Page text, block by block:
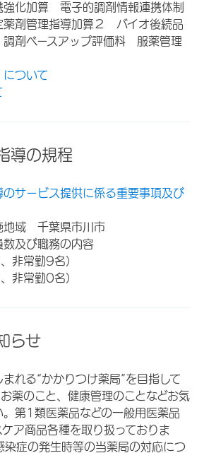
化加算 電子的調剤情報連携体制
剤管理指導加算２ バイオ後続品
剤ベースアップ評価料 服薬管理
ついて
導の規程
のサービス提供に係る重要事項及び
地域 千葉県市川市
数及び職務の内容
非常勤9名）
非常勤0名）
らせ
れる“かかりつけ薬局”を目指して
薬のこと、健康管理のことなどお気
第1類医薬品などの一般用医薬品
ケア商品各種を取り扱っておりま
染症の発生時等の当薬局の対応につ